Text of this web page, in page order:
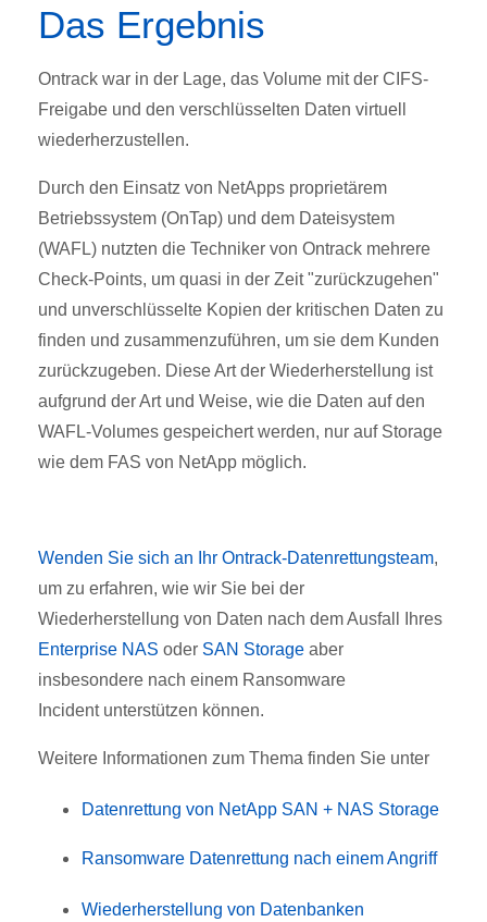
Das Ergebnis
Ontrack war in der Lage, das Volume mit der CIFS-
Freigabe und den verschlüsselten Daten virtuell
wiederherzustellen.
Durch den Einsatz von NetApps proprietärem
Betriebssystem (OnTap) und dem Dateisystem
(WAFL) nutzten die Techniker von Ontrack mehrere
Check-Points, um quasi in der Zeit "zurückzugehen"
und unverschlüsselte Kopien der kritischen Daten zu
finden und zusammenzuführen, um sie dem Kunden
zurückzugeben. Diese Art der Wiederherstellung ist
aufgrund der Art und Weise, wie die Daten auf den
WAFL-Volumes gespeichert werden, nur auf Storage
wie dem FAS von NetApp möglich.
Wenden Sie sich an Ihr Ontrack-Datenrettungsteam,
um zu erfahren, wie wir Sie bei der
Wiederherstellung von Daten nach dem Ausfall Ihres
Enterprise NAS oder SAN Storage aber
insbesondere nach einem Ransomware
Incident unterstützen können.
Weitere Informationen zum Thema finden Sie unter
Datenrettung von NetApp SAN + NAS Storage
Ransomware Datenrettung nach einem Angriff
Wiederherstellung von Datenbanken